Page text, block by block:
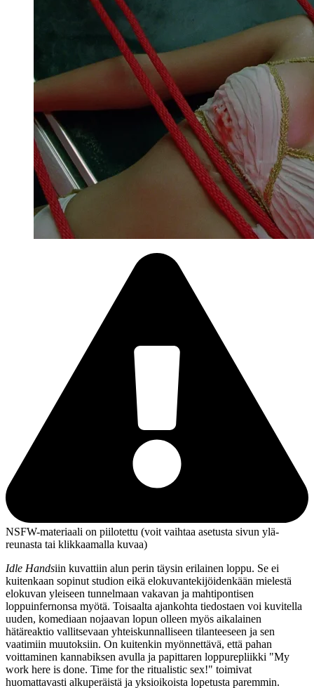
NSFW-materiaali on piilotettu (voit vaihtaa asetusta sivun ylä­
reunasta tai klikkaamalla kuvaa)
Idle Handsiin kuvattiin alun perin täysin erilainen loppu. Se ei
kuitenkaan sopinut studion eikä elokuvantekijöidenkään mielestä
elokuvan yleiseen tunnelmaan vakavan ja mahtipontisen
loppuinfernonsa myötä. Toisaalta ajankohta tiedostaen voi kuvitella
uuden, komediaan nojaavan lopun olleen myös aikalainen
hätäreaktio vallitsevaan yhteiskunnalliseen tilanteeseen ja sen
vaatimiin muutoksiin. On kuitenkin myönnettävä, että pahan
voittaminen kannabiksen avulla ja papittaren loppurepliikki "My
work here is done. Time for the ritualistic sex!" toimivat
huomattavasti alkuperäistä ja yksioikoista lopetusta paremmin.